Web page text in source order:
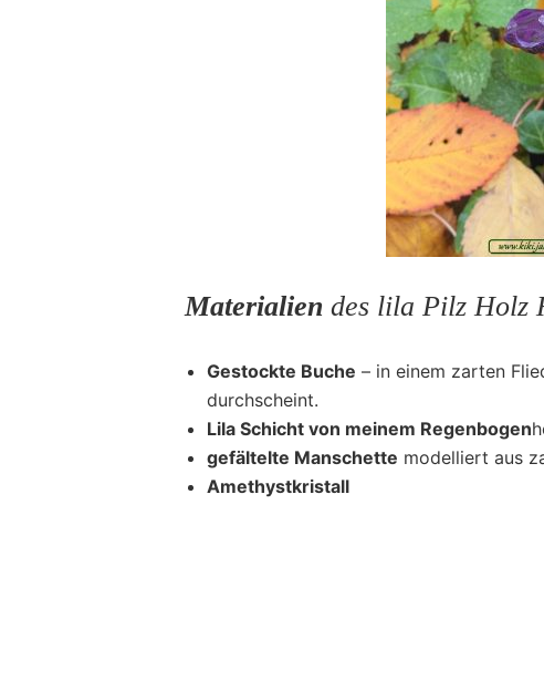
Materialien des lila Pilz Holz
Gestockte Buche – in einem zarten
durchscheint.
Lila Schicht von meinem Regenbogen
gefältelte Manschette modelliert aus
Amethystkristall